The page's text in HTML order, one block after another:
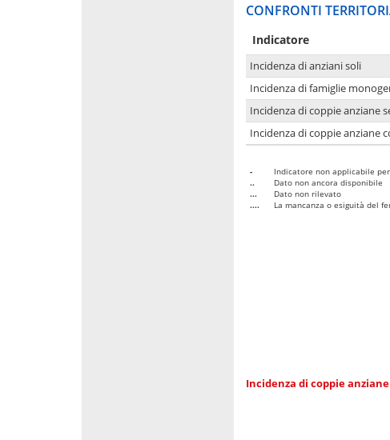
CONFRONTI
Indicatore
Incidenza di anziani soli
Incidenza di famiglie
Incidenza di coppie anziane
Incidenza di coppie anziane
-
Indicatore non applicabile
..
Dato non ancora disponibile
...
Dato non rilevato
....
La mancanza o esiguità del
Incidenza di coppie